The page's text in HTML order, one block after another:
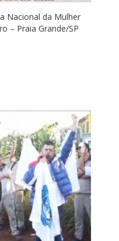
Nacional da Mulher
– Praia Grande/SP